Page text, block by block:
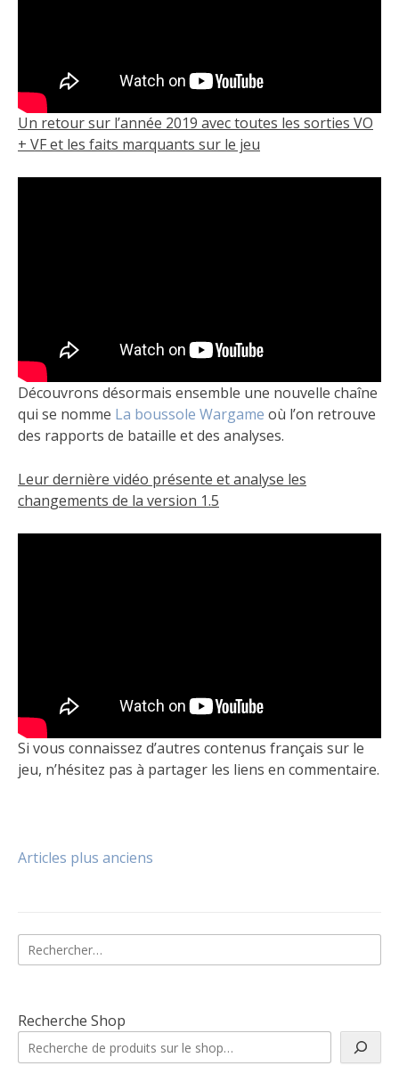
Un retour sur l’année 2019 avec toutes les sorties VO
+ VF et les faits marquants sur le jeu
Découvrons désormais ensemble une nouvelle chaîne
qui se nomme La boussole Wargame où l’on retrouve
des rapports de bataille et des analyses.
Leur dernière vidéo présente et analyse les
changements de la version 1.5
Si vous connaissez d’autres contenus français sur le
jeu, n’hésitez pas à partager les liens en commentaire.
jeu
sur
Navigation
articles
Articles plus anciens
Rechercher :
Recherche Shop